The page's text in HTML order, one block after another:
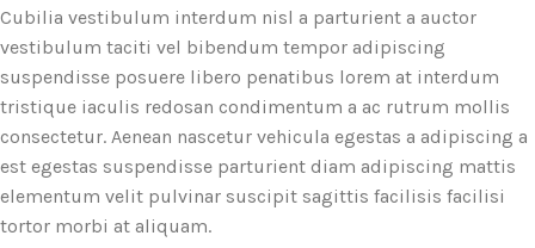
Cubilia vestibulum interdum nisl a parturient a auctor
vestibulum taciti vel bibendum tempor adipiscing
suspendisse posuere libero penatibus lorem at interdum
tristique iaculis redosan condimentum a ac rutrum mollis
consectetur. Aenean nascetur vehicula egestas a adipiscing a
est egestas suspendisse parturient diam adipiscing mattis
elementum velit pulvinar suscipit sagittis facilisis facilisi
tortor morbi at aliquam.